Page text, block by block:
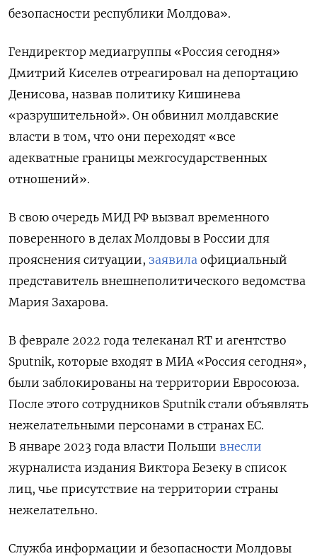
безопасности республики Молдова».
Гендиректор медиагруппы «Россия сегодня»
Дмитрий Киселев отреагировал на депортацию
Денисова, назвав политику Кишинева
«разрушительной». Он обвинил молдавские
власти в том, что они переходят «все
адекватные границы межгосударственных
отношений».
В свою очередь МИД РФ вызвал временного
поверенного в делах Молдовы в России для
прояснения ситуации, заявила официальный
представитель внешнеполитического ведомства
Мария Захарова.
В феврале 2022 года телеканал RT и агентство
Sputnik, которые входят в МИА «Россия сегодня»,
были заблокированы на территории Евросоюза.
После этого сотрудников Sputnik стали объявлять
нежелательными персонами в странах ЕС.
В январе 2023 года власти Польши внесли
журналиста издания Виктора Безеку в список
лиц, чье присутствие на территории страны
нежелательно.
Служба информации и безопасности Молдовы